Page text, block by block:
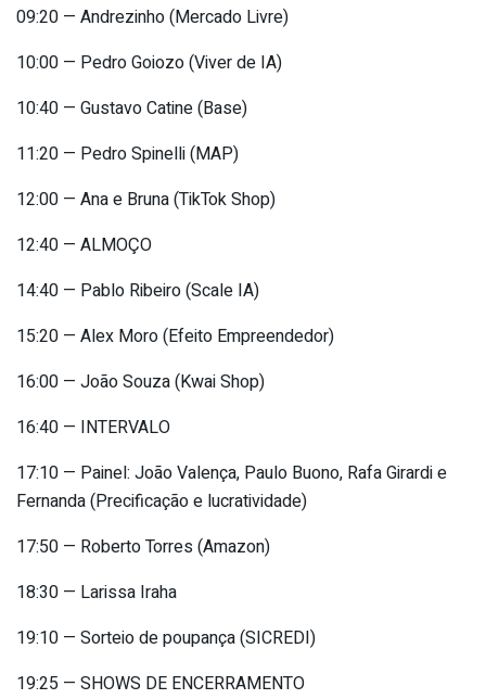
09:20 — Andrezinho (Mercado Livre)
10:00 — Pedro Goiozo (Viver de IA)
10:40 — Gustavo Catine (Base)
11:20 — Pedro Spinelli (MAP)
12:00 — Ana e Bruna (TikTok Shop)
12:40 — ALMOÇO
14:40 — Pablo Ribeiro (Scale IA)
15:20 — Alex Moro (Efeito Empreendedor)
16:00 — João Souza (Kwai Shop)
16:40 — INTERVALO
17:10 — Painel: João Valença, Paulo Buono, Rafa Girardi e
Fernanda (Precificação e lucratividade)
17:50 — Roberto Torres (Amazon)
18:30 — Larissa Iraha
19:10 — Sorteio de poupança (SICREDI)
19:25 — SHOWS DE ENCERRAMENTO